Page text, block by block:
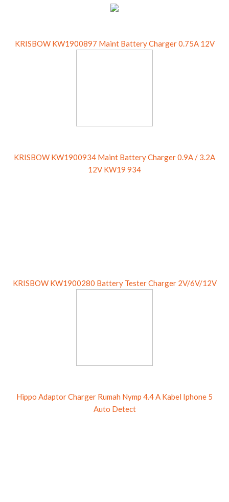
KRISBOW KW1900897 Maint Battery Charger 0.75A 12V
KRISBOW KW1900934 Maint Battery Charger 0.9A / 3.2A
12V KW19 934
Hippo Car Charger Whist Micro USB